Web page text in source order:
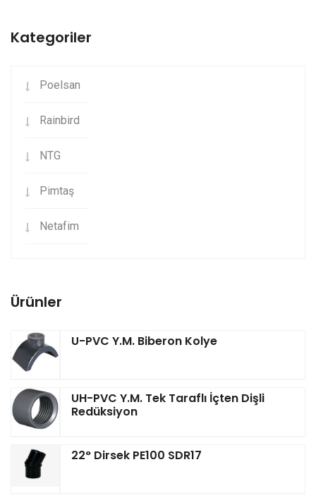
Kategoriler
Poelsan
Rainbird
NTG
Pimtaş
Netafim
Ürünler
U-PVC Y.M. Biberon Kolye
UH-PVC Y.M. Tek Taraflı İçten Dişli
Redüksiyon
22° Dirsek PE100 SDR17